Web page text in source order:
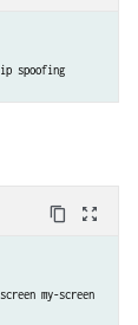
spoofing
content_copy zoom_out_map
my-screen